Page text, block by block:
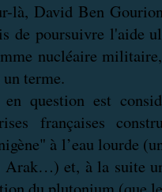
là, David Ben
de poursuivre l'aide
nucléaire
terme.
en question est
françaises
à l’eau lourde
et, à la suite